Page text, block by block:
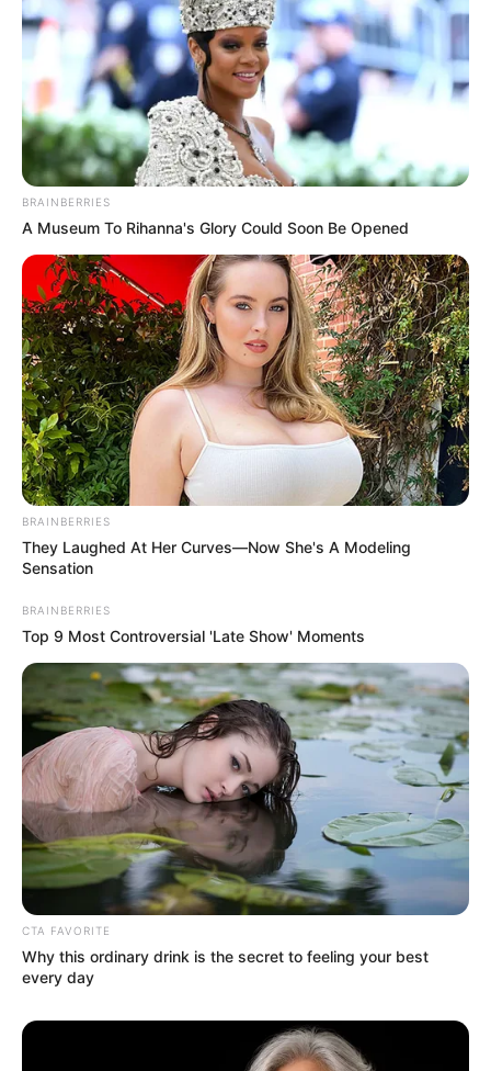
TAGS
ΕΥΒΟΙΑ
ΘΑΛΑΣΣΑ
ΤΑΥΤΟΤΗΤΑ ΚΑΙ ΕΠΙΚΟΙΝΩΝΙΑ ΟΡΟΙ ΧΡΗΣΗΣ
BRAINBERRIES
A Museum To Rihanna's Glory Could Soon Be Opened
BRAINBERRIES
They Laughed At Her Curves—Now She's A Modeling
Sensation
BRAINBERRIES
Top 9 Most Controversial 'Late Show' Moments
CTA FAVORITE
Why this ordinary drink is the secret to feeling your best
every day